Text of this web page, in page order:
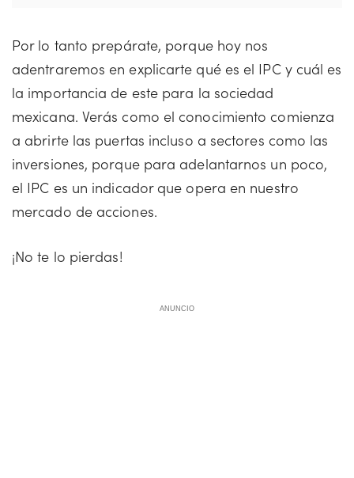
Por lo tanto prepárate, porque hoy nos
adentraremos en explicarte qué es el IPC y cuál es
la importancia de este para la sociedad
mexicana. Verás como el conocimiento comienza
a abrirte las puertas incluso a sectores como las
inversiones, porque para adelantarnos un poco,
el IPC es un indicador que opera en nuestro
mercado de acciones.
¡No te lo pierdas!
ANUNCIO